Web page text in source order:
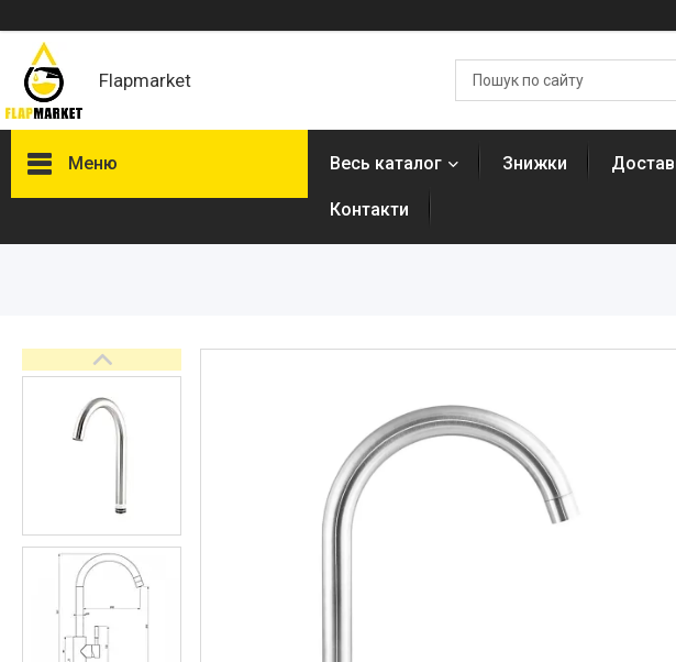
Flapmarket
Меню
Душові трапи, дренажні
Аксесуари для ванної
Запчастини та комплектуючі
Гнучкі шланги (підведення)
Кухонні мийки
Рушникосушарки
Матеріали для влаштування
Весь каталог Знижки
Контакти